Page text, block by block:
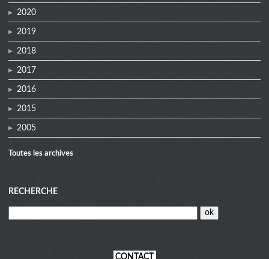
2020
2019
2018
2017
2016
2015
2005
Toutes les archives
RECHERCHE
CONTACT